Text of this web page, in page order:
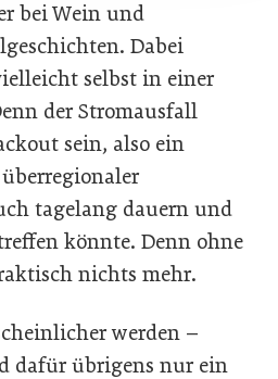
bei Wein und
Dabei
selbst in einer
der Stromausfall
sein, also ein
tagelang dauern und
könnte. Denn ohne
nichts mehr.
werden –
dafür übrigens nur ein